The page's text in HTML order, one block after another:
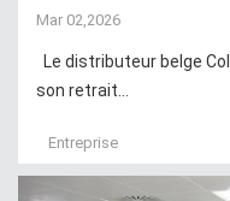
Mar 02,2026
Le distributeur belge
son retrait...
Entreprise